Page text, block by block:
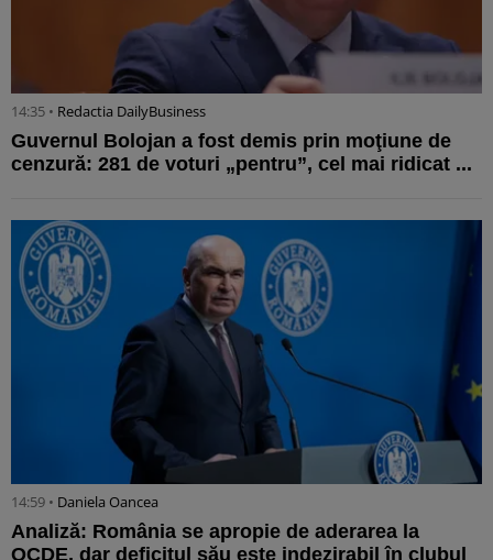
14:35 • Redactia DailyBusiness
Guvernul Bolojan a fost demis prin moţiune de
cenzură: 281 de voturi „pentru”, cel mai ridicat ...
14:59 • Daniela Oancea
Analiză: România se apropie de aderarea la
OCDE, dar deficitul său este indezirabil în clubul